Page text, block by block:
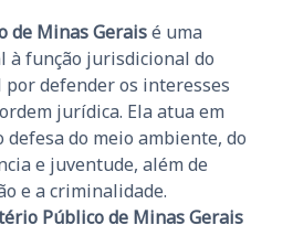
de Minas Geraisé uma
à função jurisdicional do
por defender os interesses
jurídica. Ela atua em
defesa do meio ambiente, do
e juventude, além de
e a criminalidade.
Público de Minas Gerais